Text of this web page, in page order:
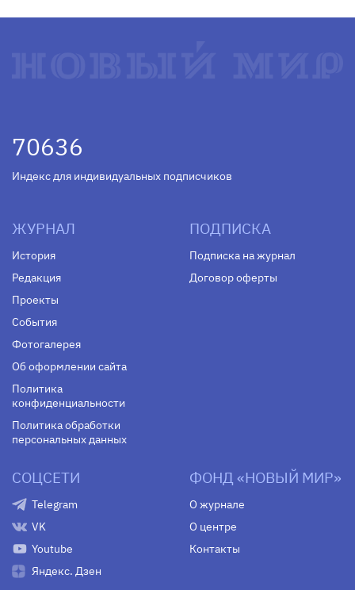
70636
Индекс для индивидуальных подписчиков
ЖУРНАЛ
История
Редакция
Проекты
События
Фотогалерея
Об оформлении сайта
Политика
конфиденциальности
Политика обработки
персональных данных
ПОДПИСКА
Подписка на журнал
Договор оферты
СОЦСЕТИ
Telegram
VK
Youtube
Яндекс. Дзен
ФОНД «НОВЫЙ МИР»
О журнале
О центре
Контакты